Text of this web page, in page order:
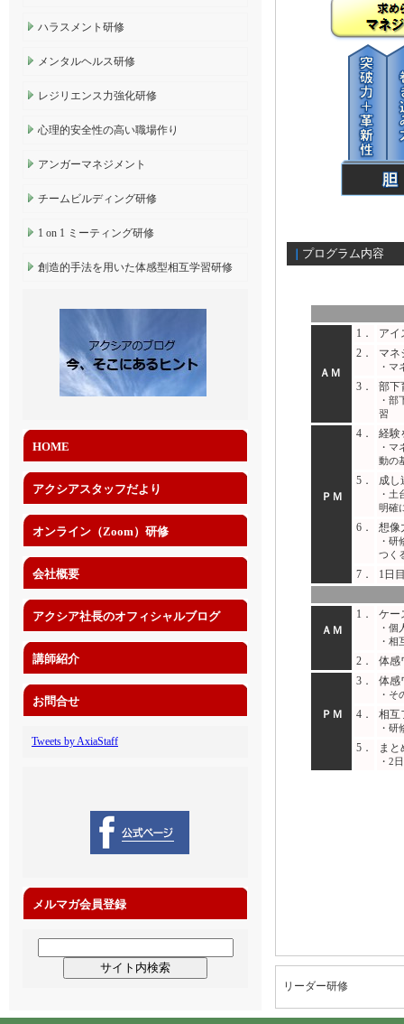
プログラム内容
ＡＭ
1．
アイ
2．
マネ
・マ
3． 部下
・部
習
ＰＭ
4． 経験
・マ
動の
5． 成し
・土
明確
6． 想像
・研
つく
7． 1日
ＡＭ
1． ケー
・
・相
2． 体
ＰＭ
3． 体
・そ
4． 相互
・研
5． まと
・2
リーダー研修
ハラスメント研修
メンタルヘルス研修
レジリエンス力強化研修
心理的安全性の高い職場作り
アンガーマネジメント
チームビルディング研修
1 on 1 ミーティング研修
創造的手法を用いた体感型相互学習研修
HOME
アクシアスタッフだより
オンライン（Zoom）研修
会社概要
アクシア社長のオフィシャルブログ
講師紹介
お問合せ
Tweets by AxiaStaff
メルマガ会員登録